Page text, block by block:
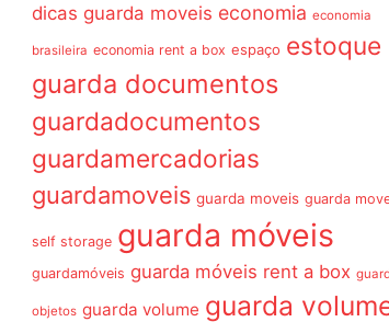
dicas guarda moveis economia economia
brasileira economia rent a box espaço estoque
guarda documentos
guardadocumentos
guardamercadorias
guardamoveis guarda moveis guarda
self storage guarda móveis
guardamóveis guarda móveis rent a box
objetos guarda volume guarda